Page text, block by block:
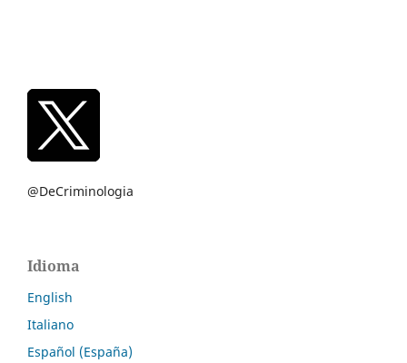
@DeCriminologia
Idioma
English
Italiano
Español (España)